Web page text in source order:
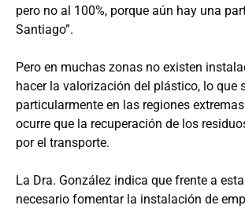
pero no al 100%, porque aún hay una
Santiago”.
Pero en muchas zonas no existen
hacer la valorización del plástico, lo que
particularmente en las regiones
ocurre que la recuperación de los
por el transporte.
La Dra. González indica que frente a
necesario fomentar la instalación de